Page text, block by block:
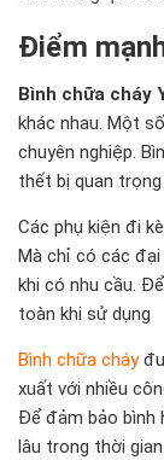
Điểm
Bình chữa cháy
khác nhau. Một
chuyên nghiệp.
thết bị quan
Các phụ kiện đi
Mà chỉ có các
khi có nhu cầu.
toàn khi sử dụng
Bình chữa cháy
xuất với nhiều
Để đảm bảo bình
lâu trong thời